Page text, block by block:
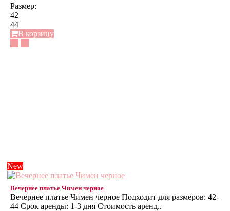
Размер:
42
44
В корзину
New
Вечернее платье Чимен черное
Вечернее платье Чимен черное Подходит для размеров: 42-
44 Срок аренды: 1-3 дня Стоимость аренд..